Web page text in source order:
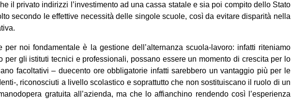
il privato indirizzi l’investimento ad una cassa statale e sia poi compito dello Stato
secondo le effettive necessità delle singole scuole, così da evitare disparità nella
per noi fondamentale è la gestione dell’alternanza scuola-lavoro: infatti riteniamo
per gli istituti tecnici e professionali, possano essere un momento di crescita per lo
facoltativi – duecento ore obbligatorie infatti sarebbero un vantaggio più per le
, riconosciuti a livello scolastico e soprattutto che non sostituiscano il ruolo di un
gratuita all’azienda, ma che lo affianchino rendendo così l’esperienza